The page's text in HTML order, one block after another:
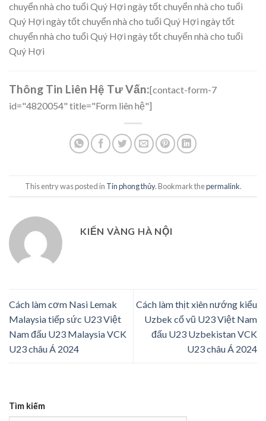
chuyển nhà cho tuổi Quý Hợi ngày tốt chuyển nhà cho tuổi
Quý Hợi ngày tốt chuyển nhà cho tuổi Quý Hợi ngày tốt
chuyển nhà cho tuổi Quý Hợi ngày tốt chuyển nhà cho tuổi
Quý Hợi
Thông Tin Liên Hệ Tư Vấn:[contact-form-7
id="4820054" title="Form liên hệ"]
This entry was posted in Tin phong thủy. Bookmark thepermalink.
KIẾN VÀNG HÀ NỘI
Cách làm cơm Nasi Lemak
Malaysia tiếp sức U23 Việt
Nam đấu U23 Malaysia VCK
U23 châu Á 2024
Cách làm thịt xiên nướng kiểu
Uzbek cổ vũ U23 Việt Nam
đấu U23 Uzbekistan VCK
U23 châu Á 2024
Tìm kiếm